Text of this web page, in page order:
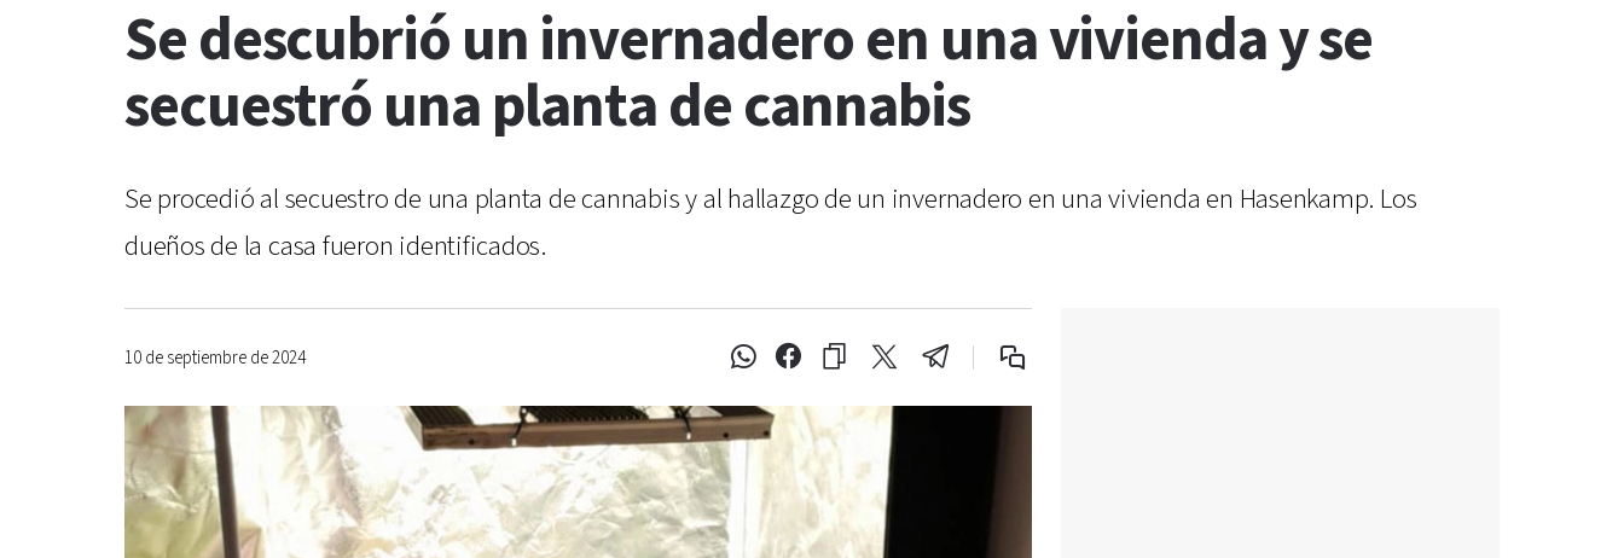
Se descubrió un invernadero en una vivienda y se
secuestró una planta de cannabis
Se procedió al secuestro de una planta de cannabis y al hallazgo de un invernadero en una vivienda en Hasenkamp. Los
dueños de la casa fueron identificados.
10 de septiembre de 2024